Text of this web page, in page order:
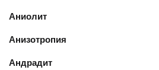
Аниолит
Анизотропия
Андрадит